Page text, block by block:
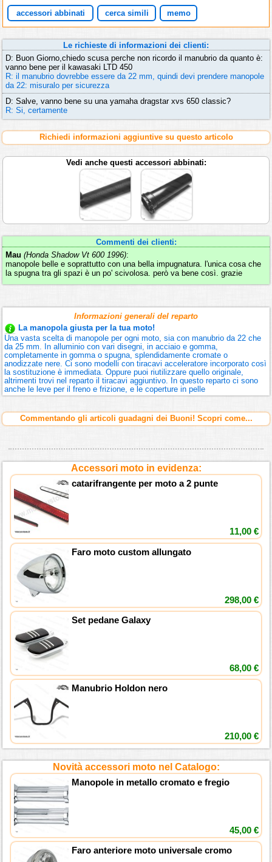
accessori abbinati cerca simili memo
Le richieste di informazioni dei clienti:
D: Buon Giorno,chiedo scusa perche non ricordo il manubrio da quanto è:
vanno bene per il kawasaki LTD 450
R: il manubrio dovrebbe essere da 22 mm, quindi devi prendere manopole
da 22: misuralo per sicurezza
D: Salve, vanno bene su una yamaha dragstar xvs 650 classic?
R: Si, certamente
Richiedi informazioni aggiuntive su questo articolo
Vedi anche questi accessori abbinati:
Commenti dei clienti:
Mau (Honda Shadow Vt 600 1996):
manopole belle e soprattutto con una bella impugnatura. l'unica cosa che
la spugna tra gli spazi è un po' scivolosa. però va bene così. grazie
Informazioni generali del reparto
La manopola giusta per la tua moto!
Una vasta scelta di manopole per ogni moto, sia con manubrio da 22 che
da 25 mm. In alluminio con vari disegni, in acciaio e gomma,
completamente in gomma o spugna, splendidamente cromate o
anodizzate nere. Ci sono modelli con tiracavi acceleratore incorporato così
la sostituzione è immediata. Oppure puoi riutilizzare quello originale,
altrimenti trovi nel reparto il tiracavi aggiuntivo. In questo reparto ci sono
anche le leve per il freno e frizione, e le coperture in pelle
Commentando gli articoli guadagni dei Buoni! Scopri come...
Accessori moto in evidenza:
catarifrangente per moto a 2 punte
11,00 €
Faro moto custom allungato
298,00 €
Set pedane Galaxy
68,00 €
Manubrio Holdon nero
210,00 €
Novità accessori moto nel Catalogo:
Manopole in metallo cromato e fregio
45,00 €
Faro anteriore moto universale cromo